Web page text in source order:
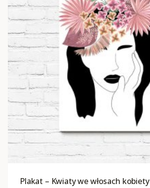
Plakat – Kwiaty we włosach kobiety